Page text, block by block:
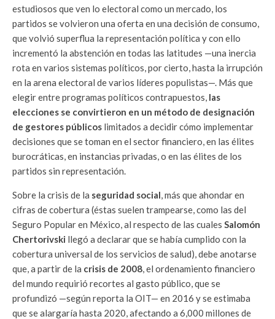
estudiosos que ven lo electoral como un mercado, los
partidos se volvieron una oferta en una decisión de consumo,
que volvió superflua la representación política y con ello
incrementó la abstención en todas las latitudes —una inercia
rota en varios sistemas políticos, por cierto, hasta la irrupción
en la arena electoral de varios líderes populistas—. Más que
elegir entre programas políticos contrapuestos, las
elecciones se convirtieron en un método de designación
de gestores públicos limitados a decidir cómo implementar
decisiones que se toman en el sector financiero, en las élites
burocráticas, en instancias privadas, o en las élites de los
partidos sin representación.
Sobre la crisis de la seguridad social, más que ahondar en
cifras de cobertura (éstas suelen trampearse, como las del
Seguro Popular en México, al respecto de las cuales Salomón
Chertorivski llegó a declarar que se había cumplido con la
cobertura universal de los servicios de salud), debe anotarse
que, a partir de la crisis de 2008, el ordenamiento financiero
del mundo requirió recortes al gasto público, que se
profundizó —según reporta la OIT— en 2016 y se estimaba
que se alargaría hasta 2020, afectando a 6,000 millones de